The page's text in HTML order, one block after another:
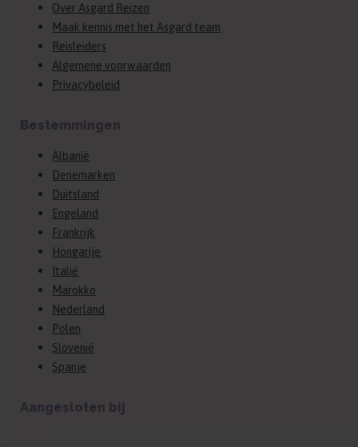
Over Asgard Reizen
Maak kennis met het Asgard team
Reisleiders
Algemene voorwaarden
Privacybeleid
Bestemmingen
Albanië
Denemarken
Duitsland
Engeland
Frankrijk
Hongarije
Italië
Marokko
Nederland
Polen
Slovenië
Spanje
Aangesloten bij